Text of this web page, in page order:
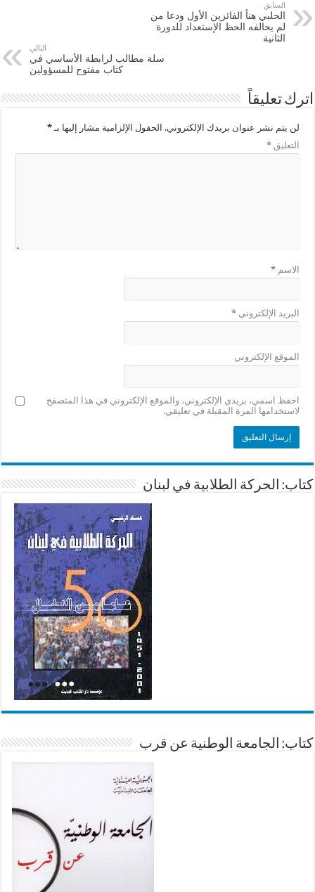
السابق
الحلبي هنأ الفائزين الأول ودعا من
لم يحالفه الحظ الإستعداد للدورة
الثانية
التالي
سلة مطالب لرابطة الأساسي في
كتاب مفتوح للمسؤولين
اترك تعليقاً
لن يتم نشر عنوان بريدك الإلكتروني. الحقول الإلزامية مشار إليها بـ*
التعليق*
الاسم*
البريد الإلكتروني*
الموقع الإلكتروني
احفظ اسمي، بريدي الإلكتروني، والموقع الإلكتروني في هذا المتصفح
لاستخدامها المرة المقبلة في تعليقي.
كتاب: الحركة الطلابية في لبنان
كتاب: الجامعة الوطنية عن قرب